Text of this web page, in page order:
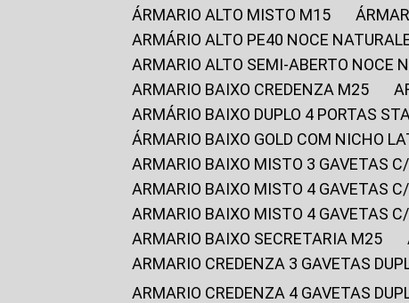
ÁRMARIO ALTO MISTO M15
ARMÁRIO ALTO PE40 NOCE
ARMARIO ALTO SEMI-ABERTO NOCE
ARMARIO BAIXO CREDENZA M25
ARMÁRIO BAIXO DUPLO 4 PORTAS
ÁRMARIO BAIXO GOLD COM NICHO
ARMARIO BAIXO MISTO 3 GAVETAS
ARMARIO BAIXO MISTO 4 GAVETAS
ARMARIO BAIXO MISTO 4 GAVETAS
ARMARIO BAIXO SECRETARIA M25
ARMARIO CREDENZA 3 GAVETAS
ARMARIO CREDENZA 4 GAVETAS